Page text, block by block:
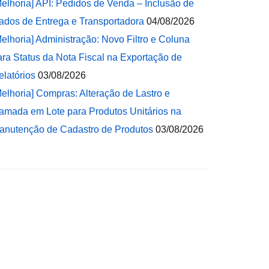
API: Pedidos de Venda – Inclusão de
de Entrega e Transportadora 04/08/2026
Administração: Novo Filtro e Coluna
Status da Nota Fiscal na Exportação de
03/08/2026
Compras: Alteração de Lastro e
em Lote para Produtos Unitários na
de Cadastro de Produtos 03/08/2026